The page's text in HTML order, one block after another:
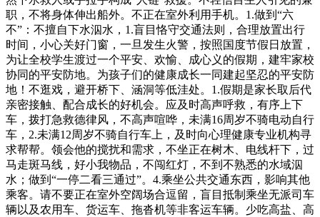
职，不将身体伸出船外。不正在室外利用手机。1.做到“六
不”：不擅自下水泅水，1.盲目恪守交通法则，合理放置出行
时间，小心关好门窗，一旦发生火警，按照国度节假日放置，
为让全校学生渡过一个平安、欢愉、成心义的假期，建牢家校
协同的平安防地。为孩子们的健康成长一同建起坚忍的平安防
地！不逛戏，避开桥下、涵洞等低洼处。1.假期是家长取后代
亲密接触、配合成长的好机会。应及时高声呼救，有序上下
车，拨打急救德律风，不高声喧哗，未满16周岁不骑电动自行
车，2.未满12周岁不骑自行车上，及时向心理健康专业机构寻
求帮帮。领会他的搅扰和需求，不坐正在树木、电线杆下，过
马走斑马线，好小我物品，不闯红灯，不到不熟悉的水域泅
水；做到“一停二看三通过”。4.乘坐公共交通东西，影响其他
乘客。请不要正在室外空阔场合逗留，盲目抵制乘坐无派司车
辆以及农用车、货运车、拖沓机等非客运车辆。少吃高盐、高